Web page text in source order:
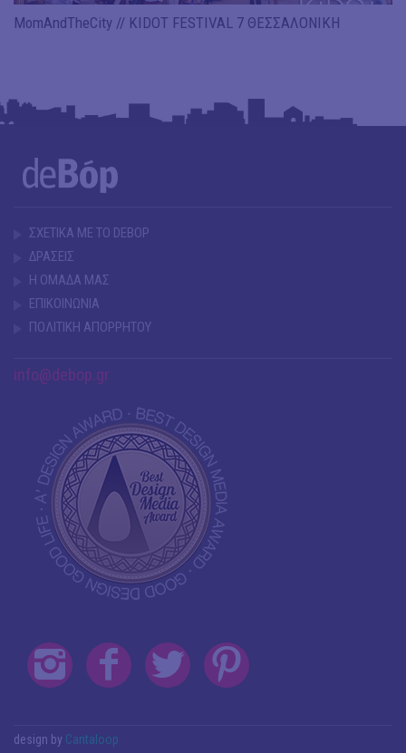
MomAndTheCity // KIDOT FESTIVAL 7 ΘΕΣΣΑΛΟΝΙΚΗ
ΣΧΕΤΙΚΑ ΜΕ ΤΟ DEBOP
ΔΡΑΣΕΙΣ
Η ΟΜΑΔΑ ΜΑΣ
ΕΠΙΚΟΙΝΩΝΙΑ
ΠΟΛΙΤΙΚΗ ΑΠΟΡΡΗΤΟΥ
info@debop.gr
design by Cantaloop